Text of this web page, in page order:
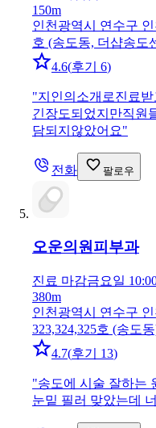
150m
인천광역시 연수구
호 (송도동, 더샵송
4.6(후기 6)
"지인의소개로진료
긴장도되었지만직원
담되지않았어요"
전화 팔로우
오운의원 피부과
진료 마감금요일
380m
인천광역시 연수구
323,324,325호 (송도
4.7(후기 13)
"송도에 시술 잘하는
눈밑 필러 맞았는데